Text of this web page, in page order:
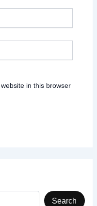
in this browser
Search